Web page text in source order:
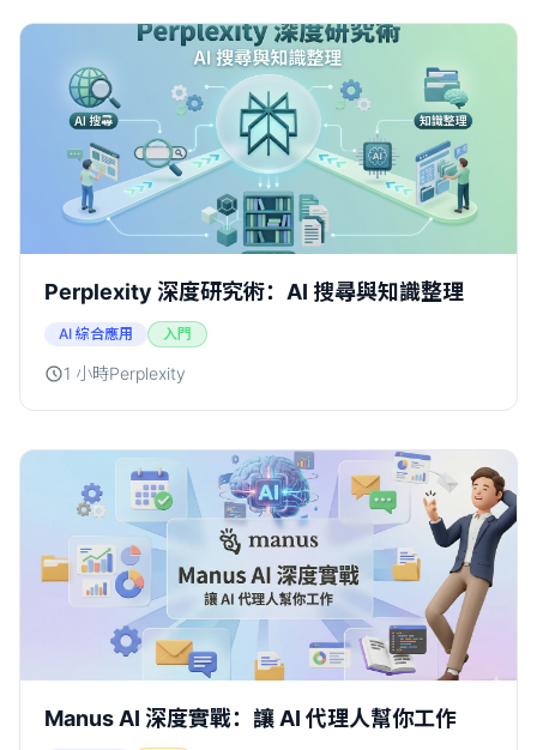
Perplexity 深度研究術：AI 搜尋與知識整理
AI 綜合應用 入門
1 小時Perplexity
Manus AI 深度實戰：讓 AI 代理人幫你工作